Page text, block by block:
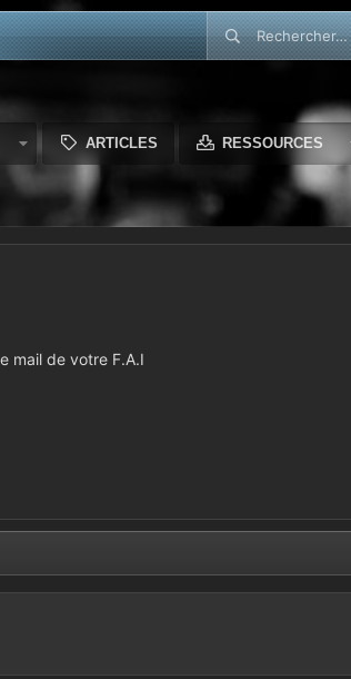
ARTICLES RESSOURCES
mail de votre F.A.I